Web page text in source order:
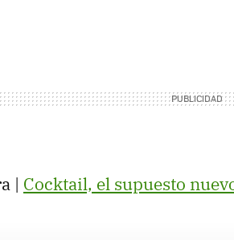
| Cocktail, el supuesto